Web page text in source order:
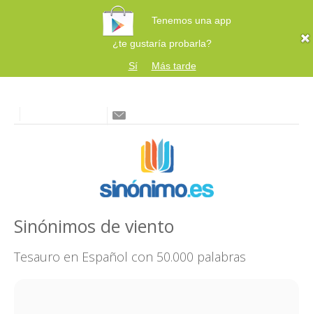
Tenemos una app
¿te gustaría probarla?
Sí
Más tarde
Sinónimos de viento
Tesauro en Español con 50.000 palabras